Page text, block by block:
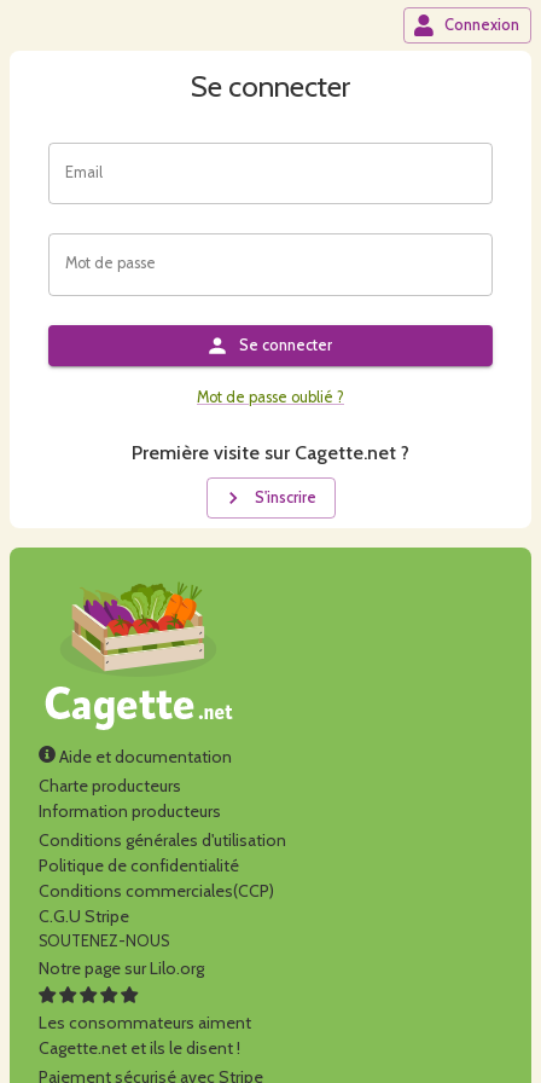
Connexion
Se connecter
Email
Mot de passe
Se connecter
Mot de passe oublié ?
Première visite sur Cagette.net ?
S'inscrire
Aide et documentation
Charte producteurs
Information producteurs
Conditions générales d'utilisation
Politique de confidentialité
Conditions commerciales(CCP)
C.G.U Stripe
SOUTENEZ-NOUS
Notre page sur Lilo.org
Les consommateurs aiment
Cagette.net et ils le disent !
Paiement sécurisé avec Stripe